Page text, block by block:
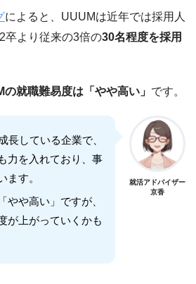
によると、UUUMは近年では採用人
卒より従来の3倍の30名程度を採用
の就職難易度は「やや高い」 です。
長している企業で、
力を入れており、事
ます。
やや高い」ですが、
が上がっていくかも
就活アドバイザー
京香